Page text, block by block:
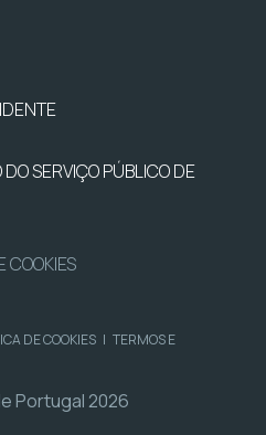
SERVIÇO PÚBLICO DE
COOKIES
DE COOKIES | TERMOS E
Portugal 2026